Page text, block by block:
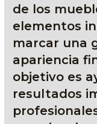
de los
elementos
marcar una
apariencia
objetivo es
resultados